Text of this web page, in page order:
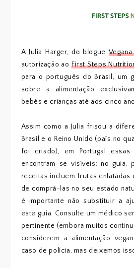
A Julia Harger, do blogue
autorização ao First Steps
para o português do Brasil, um
sobre a alimentação
bebés e crianças até aos cinco
Assim como a Julia frisou a
Brasil e o Reino Unido (país no
foi criado), em Portugal essas
encontram-se visíveis: no guia,
receitas incluem frutas enlatadas
de comprá-las no seu estado
é importante não substituir a
este guia. Consulte um médico
pertinente (embora muitos
considerem a alimentação
caso de polícia, mas deixemos